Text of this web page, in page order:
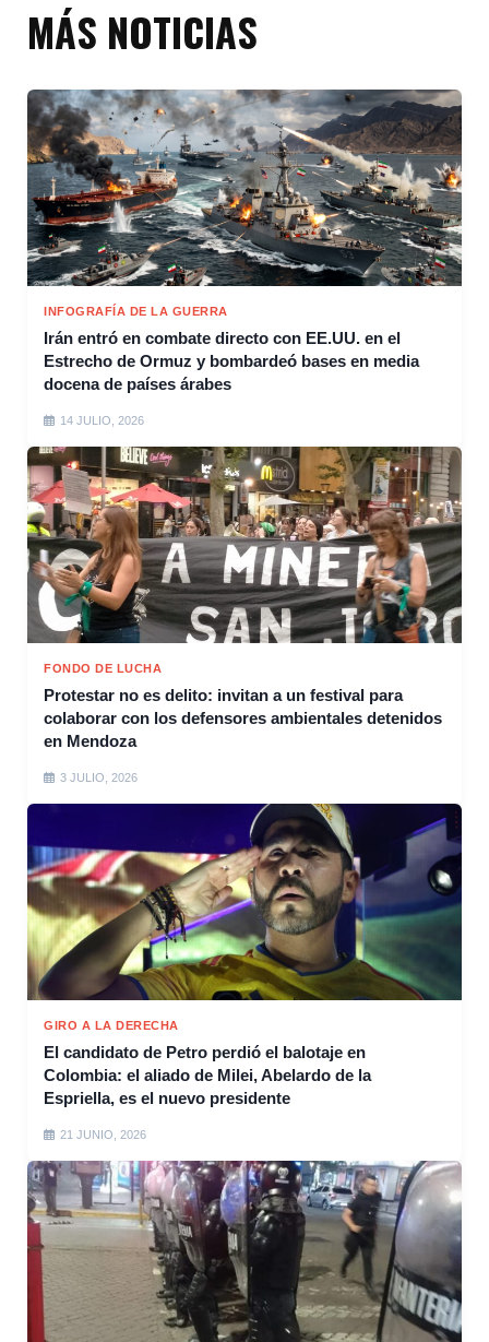
MÁS NOTICIAS
INFOGRAFÍA DE LA GUERRA
Irán entró en combate directo con EE.UU. en el
Estrecho de Ormuz y bombardeó bases en media
docena de países árabes
14 JULIO, 2026
FONDO DE LUCHA
Protestar no es delito: invitan a un festival para
colaborar con los defensores ambientales detenidos
en Mendoza
3 JULIO, 2026
GIRO A LA DERECHA
El candidato de Petro perdió el balotaje en
Colombia: el aliado de Milei, Abelardo de la
Espriella, es el nuevo presidente
21 JUNIO, 2026